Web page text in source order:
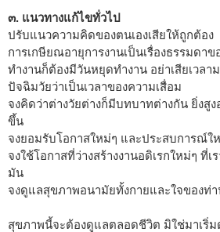
๓. แนวทางแก้ไขทั่วไป
ปรับแนวความคิดของตนเองเสียให้ถูกต้อง
การเกษียณอายุการงานเป็นเรื่องธรรมดาข
ทำงานก็ต้องมีวันหยุดทำงาน อย่าเสียเวลา
ปัจฉิมวัยว่าเป็นเวลาของความเสื่อม
จงคิดว่าต่างวัยต่างก็มีบทบาทต่างกัน ยิ่งสู
ขึ้น
จงยอมรับโอกาสใหม่ๆ และประสบการณ์ใ
จงใช้โอกาสที่ว่างสร้างงานอดิเรกใหม่ๆ ที่
มัน
จงดูแลสุขภาพอนามัยทั้งกายและใจของท่
สุขภาพนี้จะต้องดูแลตลอดชีวิต มิใช่มาเริ่ม